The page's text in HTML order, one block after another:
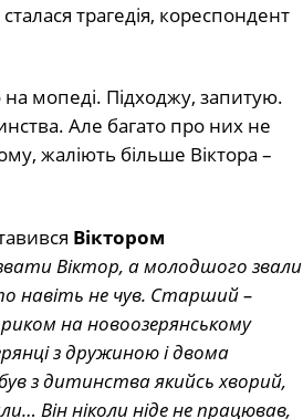
трагедія, кореспондент
на мопеді. Підходжу, запитую.
Але багато про них не
жаліють більше Віктора –
Віктором
Віктор, а молодшого звали
навіть не чув. Старший –
на новоозерянському
з дружиною і двома
з дитинства якийсь хворий,
Він ніколи ніде не працював,